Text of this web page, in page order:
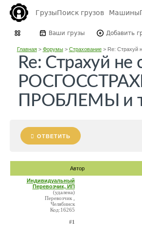
ГрузыПоиск грузов Машины
Ваши грузы Добавить
Главная> Форумы> Страхование> Re: Страхуй
Re: Страхуй не
ПРОБЛЕМЫ и
ОТВЕТИТЬ
Автор
Индивидуальный
Перевозчик, ИП
(удалена)
Перевозчик ,
Челябинск
Код:16265
#1